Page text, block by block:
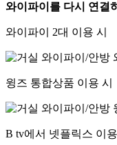
와이파이를 다시 연결
와이파이 2대 이용 시
윙즈 통합상품 이용 시
B tv에서 넷플릭스 이